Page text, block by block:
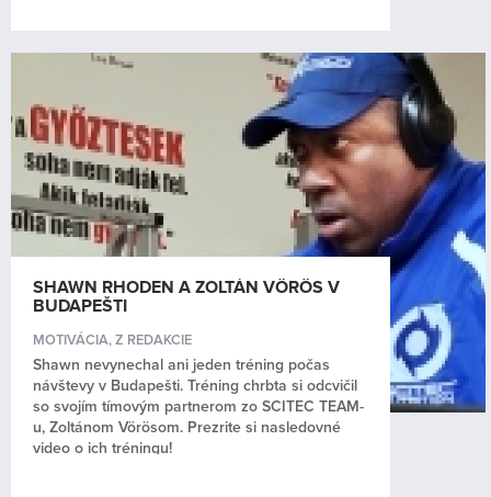
SHAWN RHODEN A ZOLTÁN VÖRÖS V
BUDAPEŠTI
MOTIVÁCIA,Z REDAKCIE
Shawn nevynechal ani jeden tréning počas
návštevy v Budapešti. Tréning chrbta si odcvičil
so svojím tímovým partnerom zo SCITEC TEAM-
u, Zoltánom Vörösom. Prezrite si nasledovné
video o ich tréningu!